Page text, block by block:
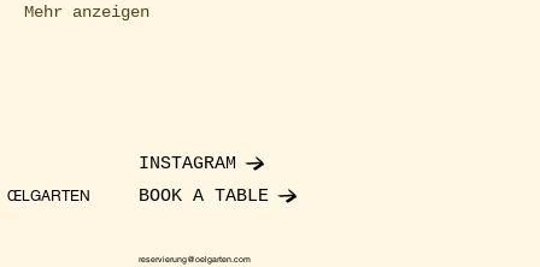
Mehr anzeigen
ŒLGARTEN
INSTAGRAM
BOOK A TABLE
reservierung@oelgarten.com